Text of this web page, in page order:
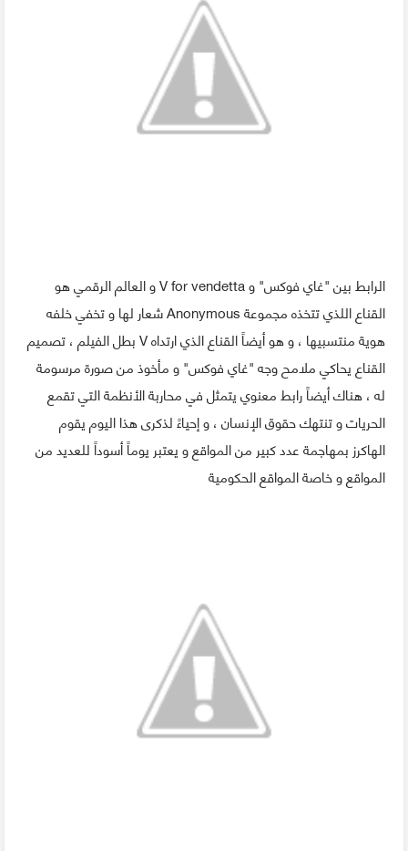
الرابط بين "غاي فوكس" و V for vendetta و العالم الرقمي هو
القناع اللذي تتخذه مجموعة Anonymous شعار لها و تخفي خلفه
هوية منتسبيها ، و هو أيضاً القناع الذي ارتداه V بطل الفيلم ، تصميم
القناع يحاكي ملامح وجه "غاي فوكس" و مأخوذ من صورة مرسومة
له ، هناك أيضاً رابط معنوي يتمثل في محاربة الأنظمة التي تقمع
الحريات و تنتهك حقوق الإنسان ، و إحياءً لذكرى هذا اليوم يقوم
الهاكرز بمهاجمة عدد كبير من المواقع و يعتبر يوماً أسوداً للعديد من
المواقع و خاصة المواقع الحكومية